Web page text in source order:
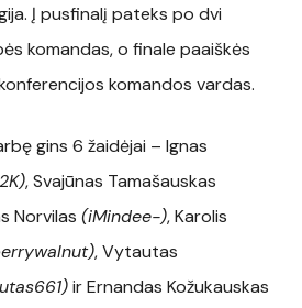
Į pusfinalį pateks po dvi
komandas, o finale paaiškės
komandos vardas.
gins 6 žaidėjai – Ignas
, Svajūnas Tamašauskas
Norvilas (iMindee-), Karolis
, Vytautas
ir Ernandas Kožukauskas